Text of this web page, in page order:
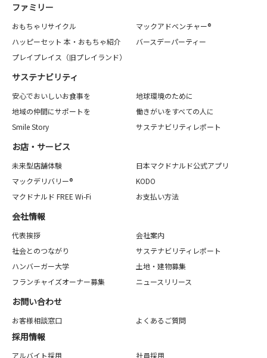
ファミリー
おもちゃリサイクル
マックアドベンチャー®
ハッピーセット 本・おもちゃ紹介
バースデーパーティー
プレイプレイス（旧プレイランド）
サステナビリティ
安心でおいしいお食事を
地球環境のために
地域の仲間にサポートを
働きがいをすべての人に
Smile Story
サステナビリティレポート
お店・サービス
未来型店舗体験
日本マクドナルド公式アプリ
マックデリバリー®
KODO
マクドナルド FREE Wi-Fi
お支払い方法
会社情報
代表挨拶
会社案内
社会とのつながり
サステナビリティレポート
ハンバーガー大学
土地・建物募集
フランチャイズオーナー募集
ニュースリリース
お問い合わせ
お客様相談窓口 よくあるご質問
採用情報
アルバイト採用 社員採用